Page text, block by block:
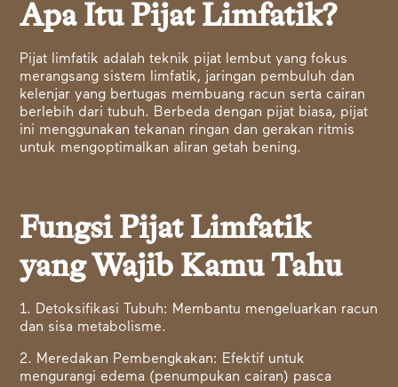
Apa Itu Pijat Limfatik?
Pijat limfatik adalah teknik pijat lembut yang fokus
merangsang sistem limfatik, jaringan pembuluh dan
kelenjar yang bertugas membuang racun serta cairan
berlebih dari tubuh. Berbeda dengan pijat biasa, pijat
ini menggunakan tekanan ringan dan gerakan ritmis
untuk mengoptimalkan aliran getah bening.
Fungsi Pijat Limfatik
yang Wajib Kamu Tahu
1. Detoksifikasi Tubuh: Membantu mengeluarkan racun
dan sisa metabolisme.
2. Meredakan Pembengkakan: Efektif untuk
mengurangi edema (penumpukan cairan) pasca